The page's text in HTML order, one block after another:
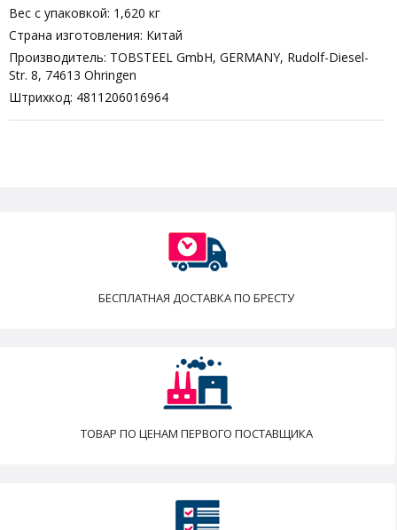
Вес с упаковкой: 1,620 кг
Страна изготовления: Китай
Производитель: TOBSTEEL GmbH, GERMANY, Rudolf-Diesel-
Str. 8, 74613 Оhringen
Штрихкод: 4811206016964
БЕСПЛАТНАЯ ДОСТАВКА ПО БРЕСТУ
ТОВАР ПО ЦЕНАМ ПЕРВОГО ПОСТАВЩИКА